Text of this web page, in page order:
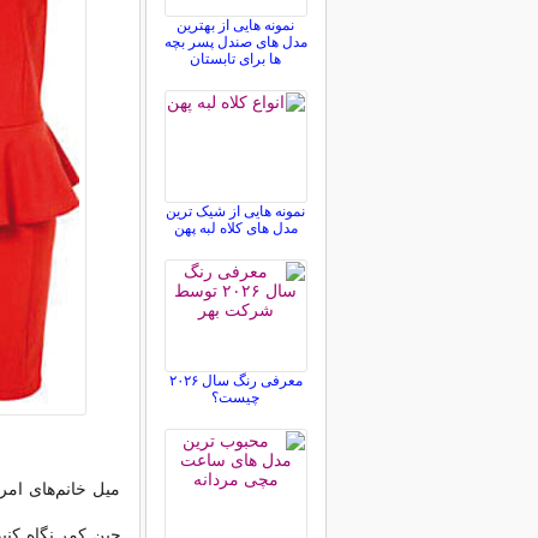
میل خانم‌های
نمونه هایی از بهترین
مدل های صندل پسر بچه
ها برای تابستان
نمونه هایی از شیک ترین
مدل های کلاه لبه پهن
معرفی رنگ سال ۲۰۲۶
چیست؟